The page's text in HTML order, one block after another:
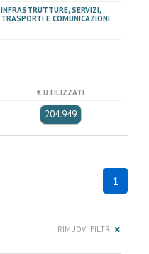
INFRASTRUTTURE, SERVIZI,
TRASPORTI E COMUNICAZIONI
€ UTILIZZATI
204.949
1
RIMUOVI FILTRI